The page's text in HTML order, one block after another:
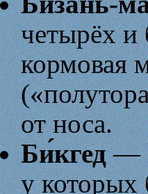
четырёх и
кормовая
от носа.
Би́кгед—
у которых